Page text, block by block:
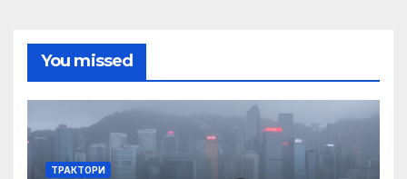
You missed
ТРАКТОРИ